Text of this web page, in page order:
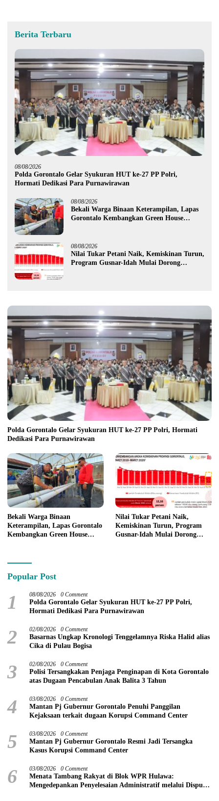
Berita Terbaru
08/08/2026
Polda Gorontalo Gelar Syukuran HUT ke-27 PP Polri,
Hormati Dedikasi Para Purnawirawan
08/08/2026
Bekali Warga Binaan Keterampilan, Lapas
Gorontalo Kembangkan Green House
08/08/2026
Nilai Tukar Petani Naik, Kemiskinan Turun,
Program Gusnar-Idah Mulai Dorong
Polda Gorontalo Gelar Syukuran HUT ke-27 PP Polri, Hormati
Dedikasi Para Purnawirawan
Bekali Warga Binaan
Keterampilan, Lapas Gorontalo
Kembangkan Green House
Nilai Tukar Petani Naik,
Kemiskinan Turun, Program
Gusnar-Idah Mulai Dorong
Popular Post
1 08/08/2026 0 Comment
Polda Gorontalo Gelar Syukuran HUT ke-27 PP Polri,
Hormati Dedikasi Para Purnawirawan
2 02/08/2026 0 Comment
Basarnas Ungkap Kronologi Tenggelamnya Riska Halid alias
Cika di Pulau Bogisa
3 02/08/2026 0 Comment
Polisi Tersangkakan Penjaga Penginapan di Kota Gorontalo
atas Dugaan Pencabulan Anak Balita 3 Tahun
4 03/08/2026 0 Comment
Mantan Pj Gubernur Gorontalo Penuhi Panggilan
Kejaksaan terkait dugaan Korupsi Command Center
5 03/08/2026 0 Comment
Mantan Pj Gubernur Gorontalo Resmi Jadi Tersangka
Kasus Korupsi Command Center
6 03/08/2026 0 Comment
Menata Tambang Rakyat di Blok WPR Hulawa:
Mengedepankan Penyelesaian Administratif melalui Dispute